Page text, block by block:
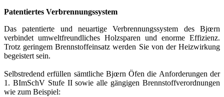
Patentiertes Verbrennungssystem
Das patentierte und neuartige Verbrennungssystem des Bjœrn
verbindet umweltfreundliches Holzsparen und enorme Effizienz.
Trotz geringem Brennstoffeinsatz werden Sie von der Heizwirkung
begeistert sein.
Selbstredend erfüllen sämtliche Bjœrn Öfen die Anforderungen der
1. BImSchV Stufe II sowie alle gängigen Brennstoffverordnungen
wie zum Beispiel: